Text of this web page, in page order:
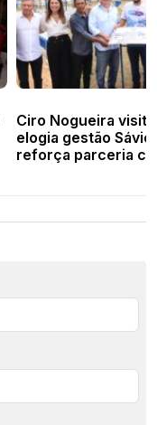
Ciro Nogueira
elogia gestão Sávio
reforça parceria